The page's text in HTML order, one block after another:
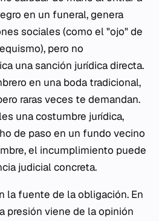
en un funeral, genera
sociales (como el "ojo" de
pero no
una sanción jurídica directa.
en una boda tradicional,
raras veces te demandan.
una costumbre jurídica,
de paso en un fundo vecino
el incumplimiento puede
judicial concreta.
la fuente de la obligación. En
presión viene de la opinión